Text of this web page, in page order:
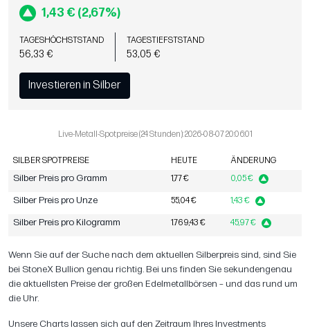
1,43 € (2,67%)
TAGESHÖCHSTSTAND
56,33 €
TAGESTIEFSTSTAND
53,05 €
Investieren in Silber
Live-Metall-Spotpreise (24 Stunden): 2026-08-07 20:06:01
SILBER SPOTPREISE HEUTE ÄNDERUNG
Silber Preis pro Gramm 1,77 € 0,05 €
Silber Preis pro Unze 55,04 € 1,43 €
Silber Preis pro Kilogramm 1.769,43 € 45,97 €
Wenn Sie auf der Suche nach dem aktuellen Silberpreis sind, sind Sie
bei StoneX Bullion genau richtig. Bei uns finden Sie sekundengenau
die aktuellsten Preise der großen Edelmetallbörsen – und das rund um
die Uhr.
Unsere Charts lassen sich auf den Zeitraum Ihres Investments